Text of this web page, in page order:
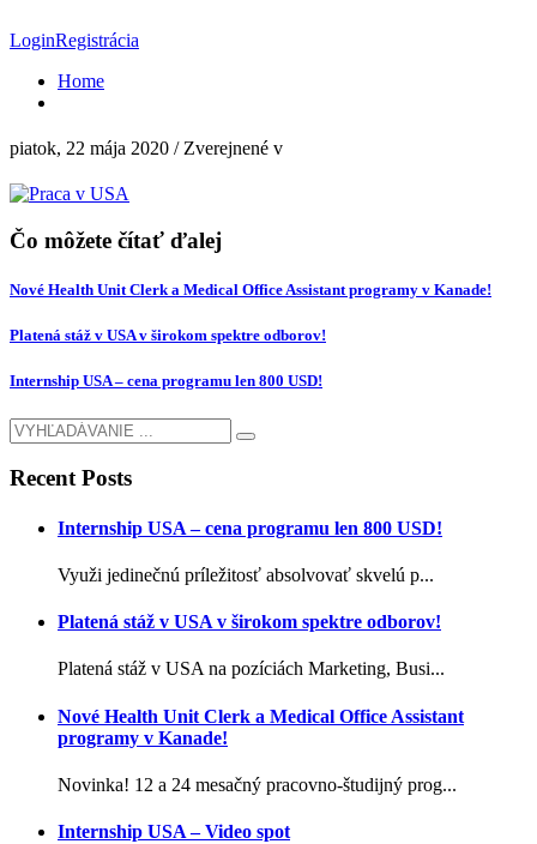
LoginRegistrácia
Home
piatok, 22 mája 2020 / Zverejnené v
Čo môžete čítať ďalej
Nové Health Unit Clerk a Medical Office Assistant programy v Kanade!
Platená stáž v USA v širokom spektre odborov!
Internship USA – cena programu len 800 USD!
Recent Posts
Internship USA – cena programu len 800 USD!
Využi jedinečnú príležitosť absolvovať skvelú p...
Platená stáž v USA v širokom spektre odborov!
Platená stáž v USA na pozíciách Marketing, Busi...
Nové Health Unit Clerk a Medical Office Assistant
programy v Kanade!
Novinka! 12 a 24 mesačný pracovno-študijný prog...
Internship USA – Video spot